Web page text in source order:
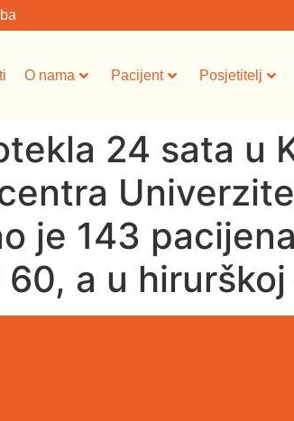
O nama Pacijent Posjetitelj
24 sata u
je 143
a u